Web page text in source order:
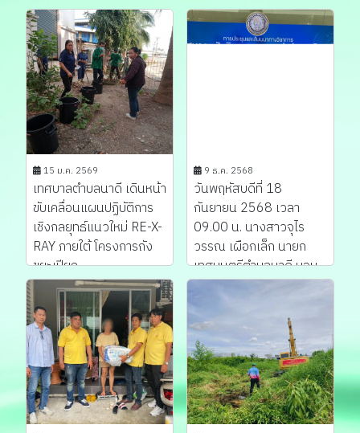
พิจ...
รณ...
15 ม.ค. 2569
เทศบาลตำบลนาดี เดินหน้า
ขับเคลื่อนแผนปฏิบัติการ
เชิงกลยุทธ์แนวใหม่ RE-X-
RAY ภายใต้ โครงการถัง
ขยะเปียก ...
9 ธ.ค. 2568
วันพฤหัสบดีที่ 18
กันยายน 2568 เวลา
09.00 น. นางสาวจุไร
วรรณ เผือกเล็ก นายก
เทศมนตรีตำบลนาดี มอบ
หมายให...